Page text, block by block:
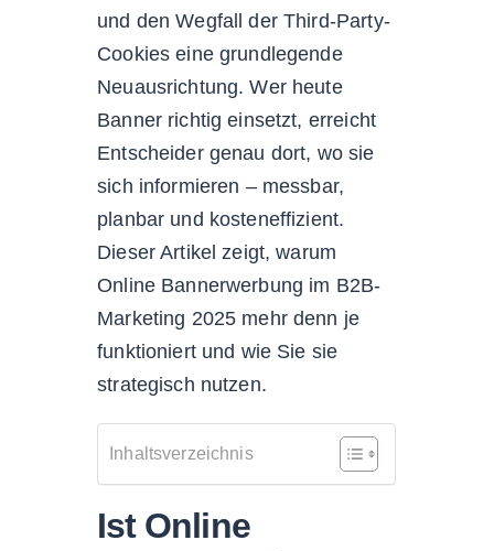
und den Wegfall der Third-Party-
Cookies eine grundlegende
Neuausrichtung. Wer heute
Banner richtig einsetzt, erreicht
Entscheider genau dort, wo sie
sich informieren – messbar,
planbar und kosteneffizient.
Dieser Artikel zeigt, warum
Online Bannerwerbung im B2B-
Marketing 2025 mehr denn je
funktioniert und wie Sie sie
strategisch nutzen.
Inhaltsverzeichnis
Ist Online